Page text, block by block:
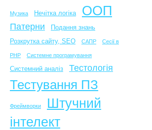
Музика Нечітка логіка ООП
Патерни
Подання знань
Розкрутка сайту, SEO
САПР Сесії в
PHP Системне програмування
Системний аналіз Тестологія
Тестування ПЗ
Фреймворки
Штучний
інтелект